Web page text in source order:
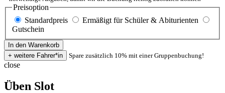
Preisoption
Standardpreis
Ermäßigt für Schüler & Abiturienten
Gutschein
Spare zusätzlich 10% mit einer Gruppenbuchung!
close
Üben Slot